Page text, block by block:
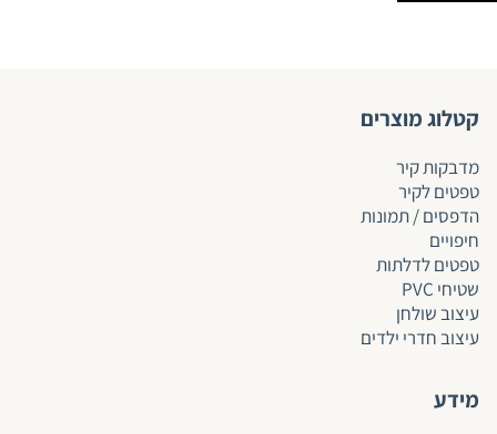
קטלוג מוצרים
מדבקות קיר
טפטים לקיר
הדפסים / תמונות
חיפויים
טפטים לדלתות
שטיחי PVC
עיצוב שולחן
עיצוב חדרי ילדים
מידע